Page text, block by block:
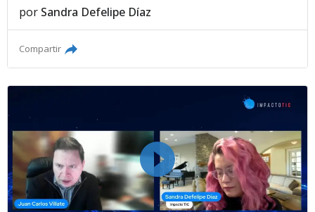
por Sandra Defelipe Díaz
Compartir